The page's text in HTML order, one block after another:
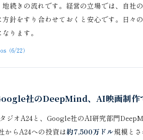
続きの流れです。経営の立場では、自社
針をすり合わせておくと安心です。日々
ります。
（6/22）
社のDeepMind、AI映画制作
ジオA24と、Google社のAI研究部門
からA24への投資は約7,500万ドル規模と